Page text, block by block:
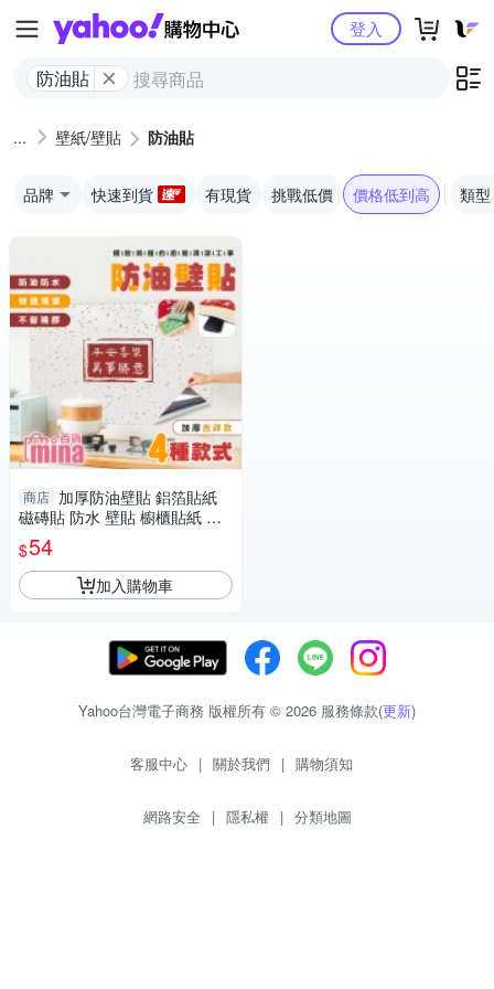
Yahoo購物中心
防油貼
登入
壁紙/壁貼 防油貼
品牌 快速到貨 有現貨 挑戰低價 價格低到高 類型
商店 加厚防油壁貼 鋁箔貼紙
磁磚貼 防水 壁貼 櫥櫃貼紙 廚
房壁貼 (mina百貨)【F0631】
$54
加入購物車
Yahoo台灣電子商務 版權所有 © 2026 服務條款(更新)
客服中心 | 關於我們 | 購物須知
網路安全 | 隱私權 | 分類地圖